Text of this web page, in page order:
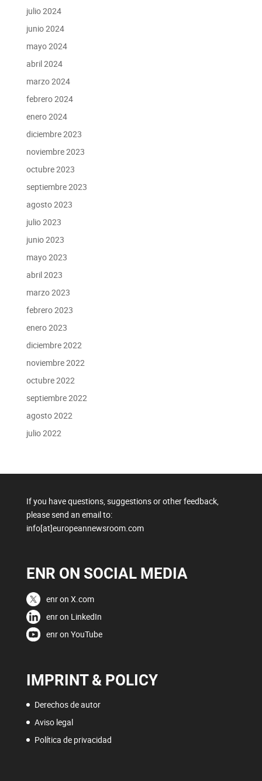
julio 2024
junio 2024
mayo 2024
abril 2024
marzo 2024
febrero 2024
enero 2024
diciembre 2023
noviembre 2023
octubre 2023
septiembre 2023
agosto 2023
julio 2023
junio 2023
mayo 2023
abril 2023
marzo 2023
febrero 2023
enero 2023
diciembre 2022
noviembre 2022
octubre 2022
septiembre 2022
agosto 2022
julio 2022
If you have questions, suggestions or other feedback,
please send an email to:
info[at]europeannewsroom.com
ENR ON SOCIAL MEDIA
enr on X.com
enr on LinkedIn
enr on YouTube
IMPRINT & POLICY
Derechos de autor
Aviso legal
Política de privacidad